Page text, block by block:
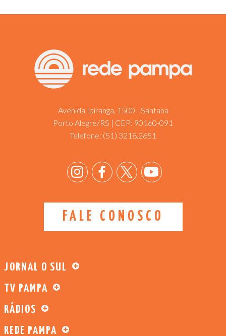
Avenida Ipiranga, 1500 - Santana
Porto Alegre/RS | CEP: 90160-091
Telefone: (51) 3218.2651
FALE CONOSCO
JORNAL O SUL
TV PAMPA
RÁDIOS
REDE PAMPA